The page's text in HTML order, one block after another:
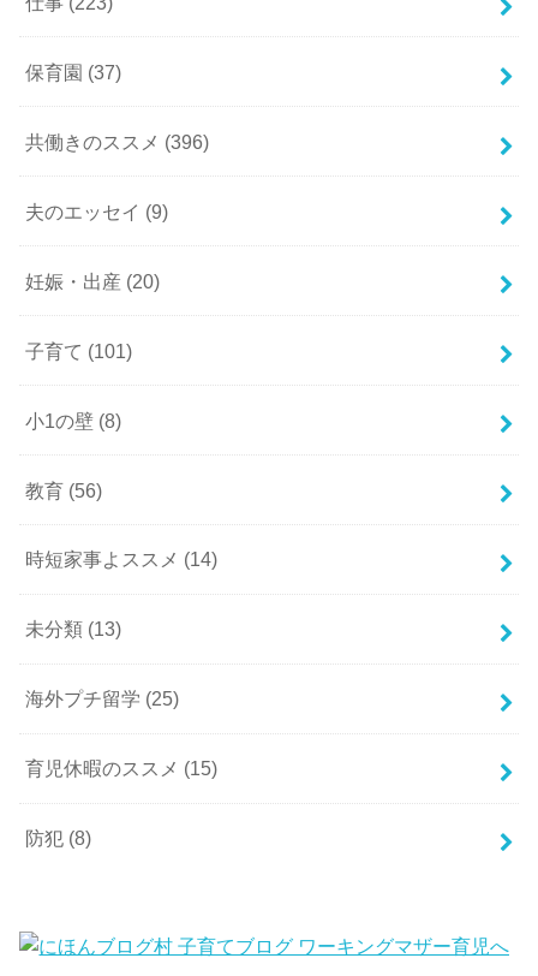
保育園 (37)
共働きのススメ (396)
夫のエッセイ (9)
妊娠・出産 (20)
子育て (101)
小1の壁 (8)
教育 (56)
時短家事よススメ (14)
未分類 (13)
海外プチ留学 (25)
育児休暇のススメ (15)
防犯 (8)